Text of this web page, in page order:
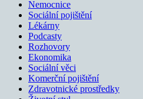
Nemocnice
Sociální pojištění
Lékárny
Podcasty
Rozhovory
Ekonomika
Sociální věci
Komerční pojištění
Zdravotnické prostředky